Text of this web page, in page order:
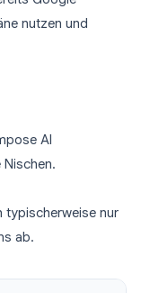
nutzen und
AI
typischerweise nur
ab.